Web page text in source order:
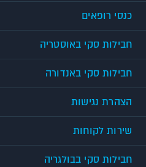
כנסי רופאים
חבילות סקי באוסטריה
חבילות סקי באנדורה
הצהרת נגישות
שירות לקוחות
חבילות סקי בבולגריה